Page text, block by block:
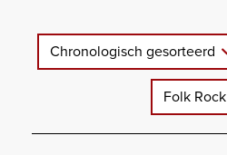
Chronologisch gesorteerd
Folk Rock